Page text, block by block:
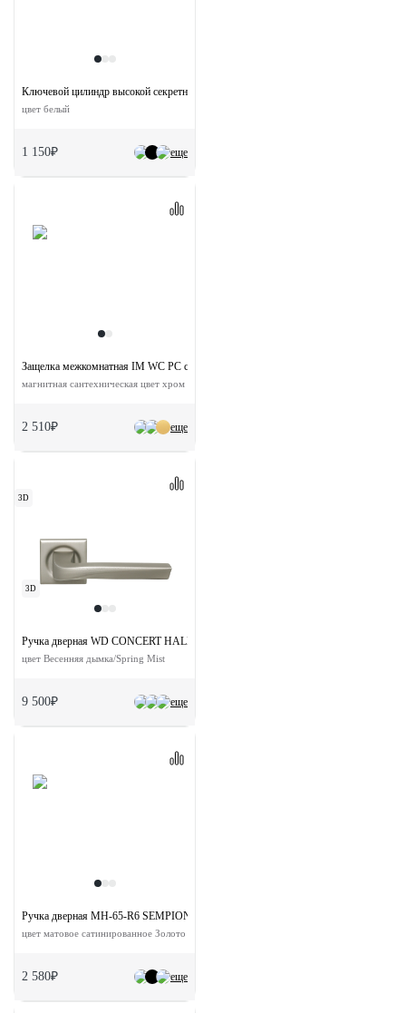
еще
Ключевой цилиндр высокой секретности HS 60CK W с заверткой (60мм)
цвет белый
1 150₽
еще
Защелка межкомнатная IM WC PC с ответной планкой
магнитная сантехническая цвет хром
2 510₽
3D
3D
еще
Ручка дверная WD CONCERT HALL S7 SMI на квадратной розетке
цвет Весенняя дымка/Spring Mist
9 500₽
еще
Ручка дверная MH-65-R6 SEMPIONE MSG на круглой розетке
цвет матовое сатинированное Золото
2 580₽